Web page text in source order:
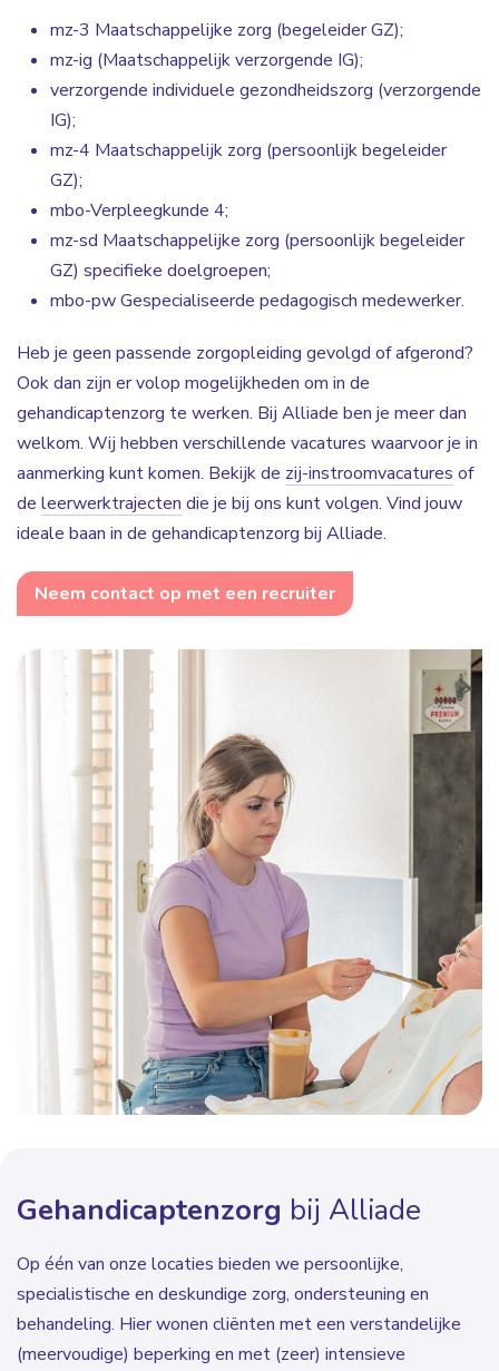
mz-3 Maatschappelijke zorg (begeleider GZ);
mz-ig (Maatschappelijk verzorgende IG);
verzorgende individuele gezondheidszorg (verzorgende
IG);
mz-4 Maatschappelijk zorg (persoonlijk begeleider
GZ);
mbo-Verpleegkunde 4;
mz-sd Maatschappelijke zorg (persoonlijk begeleider
GZ) specifieke doelgroepen;
mbo-pw Gespecialiseerde pedagogisch medewerker.
Heb je geen passende zorgopleiding gevolgd of afgerond?
Ook dan zijn er volop mogelijkheden om in de
gehandicaptenzorg te werken. Bij Alliade ben je meer dan
welkom. Wij hebben verschillende vacatures waarvoor je in
aanmerking kunt komen. Bekijk de zij-instroomvacatures of
de leerwerktrajecten die je bij ons kunt volgen. Vind jouw
ideale baan in de gehandicaptenzorg bij Alliade.
Neem contact op met een recruiter
Gehandicaptenzorg bij Alliade
Op één van onze locaties bieden we persoonlijke,
specialistische en deskundige zorg, ondersteuning en
behandeling. Hier wonen cliënten met een verstandelijke
(meervoudige) beperking en met (zeer) intensieve